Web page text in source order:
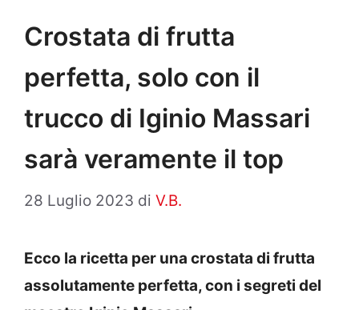
Crostata di frutta
perfetta, solo con il
trucco di Iginio Massari
sarà veramente il top
28 Luglio 2023 di V.B.
Ecco la ricetta per una crostata di frutta
assolutamente perfetta, con i segreti del